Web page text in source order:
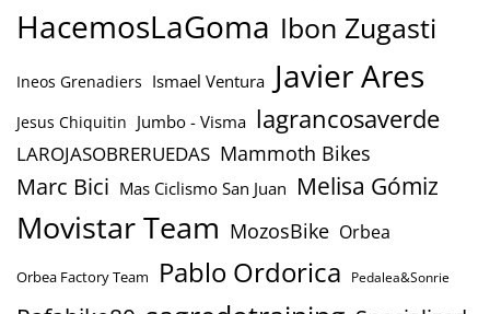
HacemosLaGoma Ibon Zugasti
Ineos Grenadiers Ismael Ventura Javier Ares
Jesus Chiquitin Jumbo - Visma lagrancosaverde
LAROJASOBRERUEDAS Mammoth Bikes
Marc Bici Mas Ciclismo San Juan Melisa Gómiz
Movistar Team MozosBike Orbea
Orbea Factory Team Pablo Ordorica Pedalea&Sonrie